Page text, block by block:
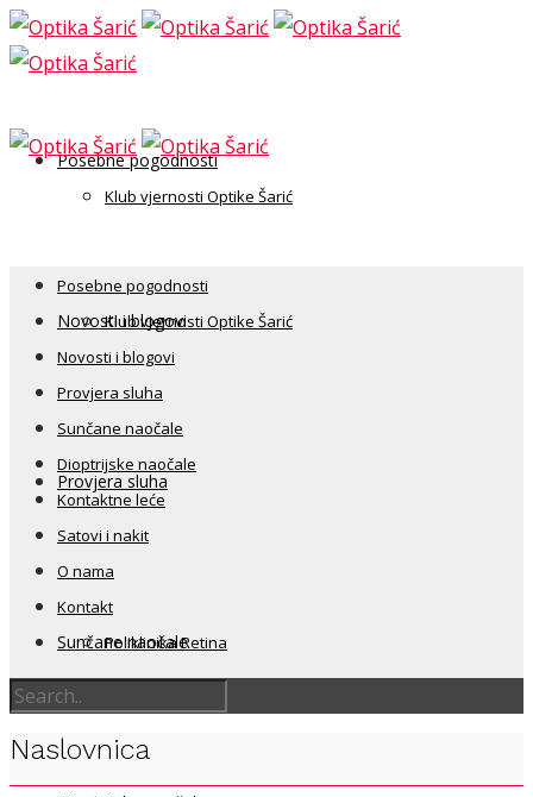
Posebne pogodnosti
Klub vjernosti Optike Šarić
Novosti i blogovi
Provjera sluha
Sunčane naočale
Posebne pogodnosti
Klub vjernosti Optike Šarić
Novosti i blogovi
Provjera sluha
Sunčane naočale
Dioptrijske naočale
Kontaktne leće
Satovi i nakit
O nama
Kontakt
Poliklinika Retina
Naslovnica